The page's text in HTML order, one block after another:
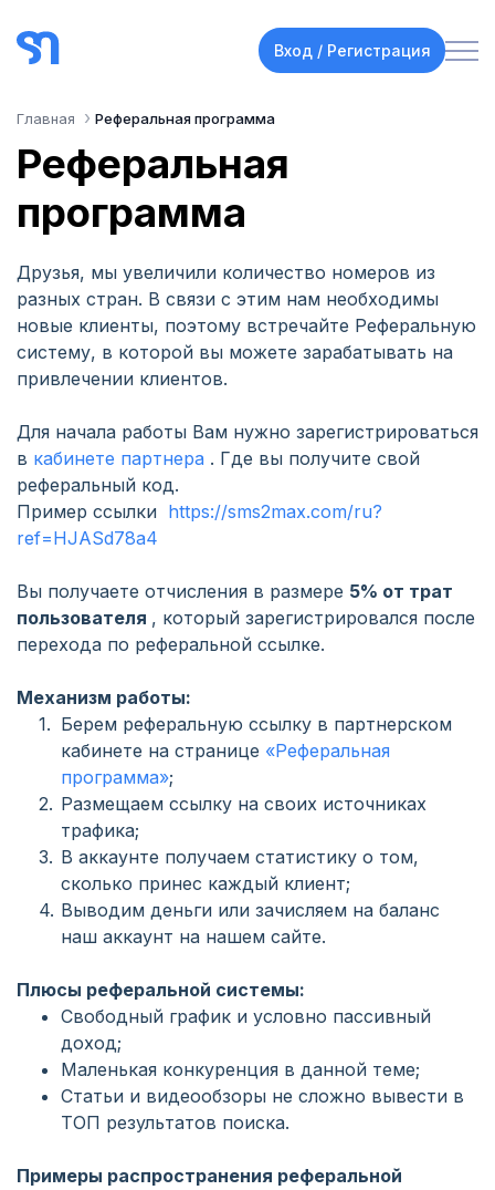
Вход / Регистрация
Главная Реферальная программа
Реферальная
программа
Друзья, мы увеличили количество номеров из
разных стран. В связи с этим нам необходимы
новые клиенты, поэтому встречайте Реферальную
систему, в которой вы можете зарабатывать на
привлечении клиентов.
Для начала работы Вам нужно зарегистрироваться
в кабинете партнера . Где вы получите свой
реферальный код.
Пример ссылки https://sms2max.com/ru?
ref=HJASd78a4
Вы получаете отчисления в размере 5% от трат
пользователя , который зарегистрировался после
перехода по реферальной ссылке.
Механизм работы:
Берем реферальную ссылку в партнерском
кабинете на странице «Реферальная
программа»;
Размещаем ссылку на своих источниках
трафика;
В аккаунте получаем статистику о том,
сколько принес каждый клиент;
Выводим деньги или зачисляем на баланс
наш аккаунт на нашем сайте.
Плюсы реферальной системы:
Свободный график и условно пассивный
доход;
Маленькая конкуренция в данной теме;
Статьи и видеообзоры не сложно вывести в
ТОП результатов поиска.
Примеры распространения реферальной